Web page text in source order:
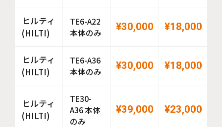
ヒルティ
(HILTI)
TE6-A22
本体のみ
¥30,000 ¥18,000
ヒルティ
(HILTI)
TE6-A36
本体のみ
¥30,000 ¥18,000
ヒルティ
(HILTI)
TE30-
A36 本体
のみ
¥39,000 ¥23,000